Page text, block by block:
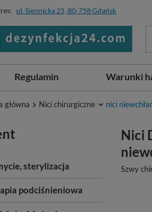
ul. Siennicka 25, 80-758 Gdańsk
Regulamin Warunki
główna Nici chirurgiczne nici
sterylizacja
podciśnieniowa
Nici
Szwy